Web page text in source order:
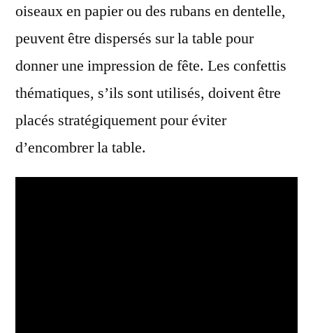
oiseaux en papier ou des rubans en dentelle,
peuvent être dispersés sur la table pour
donner une impression de fête. Les confettis
thématiques, s’ils sont utilisés, doivent être
placés stratégiquement pour éviter
d’encombrer la table.